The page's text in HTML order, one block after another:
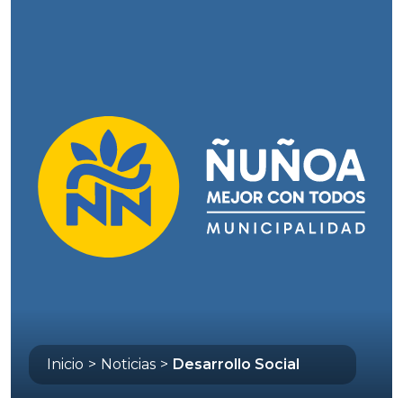
Inicio > Noticias > Desarrollo Social